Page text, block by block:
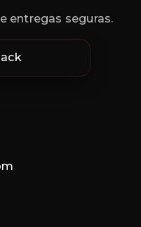
entregas seguras.